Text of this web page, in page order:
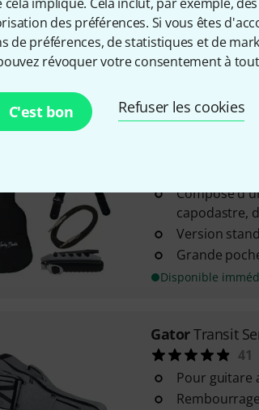
des préférences. Si vous êtes
de préférences, de statistiques et de
révoquer votre consentement à
C'est bon Refuser les cookies
Pour 1
(également
Série ProGo
Composé
capodastre,
Version
Grande
Disponible
GatorTransit
41
Pour guitare